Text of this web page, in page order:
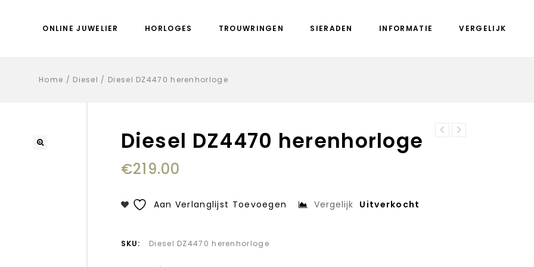
ONLINE JUWELIER HORLOGES TROUWRINGEN SIERADEN INFORMATIE VERGELIJK
Home / Diesel / Diesel DZ4470 herenhorloge
Diesel DZ4470 herenhorloge
€219.00
Uitverkocht
Aan Verlanglijst Toevoegen Vergelijk
SKU: Diesel DZ4470 herenhorloge